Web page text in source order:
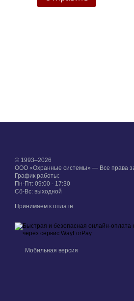
© 1993–2026
ООО «Охранные системы» — Все права
График работы:
Пн-Пт: 09:00 - 17:30
Сб-Вс: выходной
Принимаем к оплате
Мобильная версия